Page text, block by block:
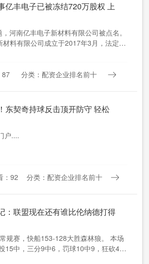
亿丰电子已被冻结720万股权 上
河南亿丰电子新材料有限公司被点名。
料有限公司成立于2017年3月，法定代
87 分类：配资企业排名前十
东契奇持球反击顶开防守 轻松
户....
：92 分类：配资企业排名前十
：联盟现在还有谁比伦纳德打得
规赛，快船153-128大胜森林狼。 本场
15中，三分9中6，罚球10中9，狂砍45